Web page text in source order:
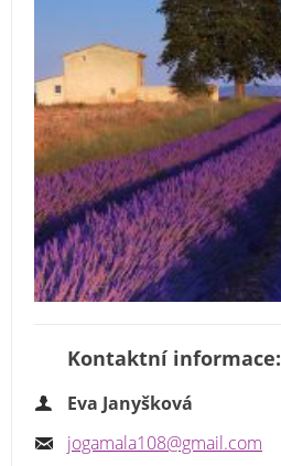
Kontaktní informace:
Eva Janyšková
jogamala108@gmail.com